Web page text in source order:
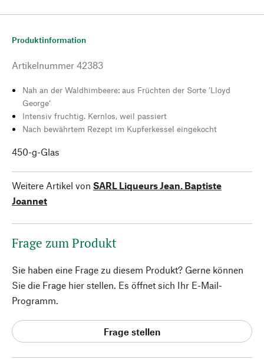
Produktinformation
Artikelnummer 42383
Nah an der Waldhimbeere: aus Früchten der Sorte ’Lloyd
George‘
Intensiv fruchtig. Kernlos, weil passiert
Nach bewährtem Rezept im Kupferkessel eingekocht
450-g-Glas
Weitere Artikel von SARL Liqueurs Jean. Baptiste
Joannet
Frage zum Produkt
Sie haben eine Frage zu diesem Produkt? Gerne können
Sie die Frage hier stellen. Es öffnet sich Ihr E-Mail-
Programm.
Frage stellen